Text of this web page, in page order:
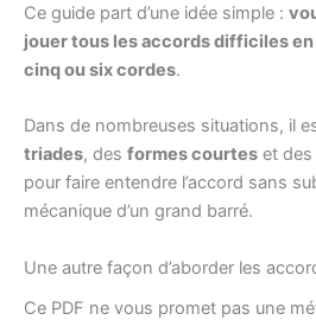
Ce guide part d’une idée simple :
jouer tous les accords difficiles
cinq ou six cordes.
Dans de nombreuses situations, il
triades, des formes courtes et des
pour faire entendre l’accord sans
mécanique d’un grand barré.
Une autre façon d’aborder les
Ce PDF ne vous promet pas une